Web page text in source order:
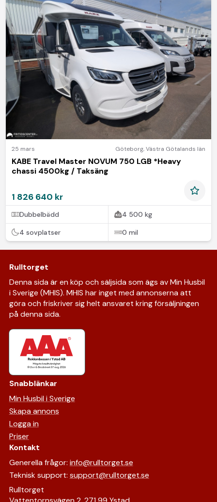
25 mars Göteborg,Västra Götalands län
KABE Travel Master NOVUM 750 LGB *Heavy
chassi 4500kg / Taksäng
1 826 640 kr
Dubbelbädd 4 500 kg
4 sovplatser 0 mil
Rulltorget
Denna sida är en köp och säljsida som ägs av Min Husbil
i Sverige (MHIS). MHIS har inget med annonserna att
göra och friskriver sig helt ansvaret kring försäljningen
på denna sida.
Snabblänkar
Min Husbil i Sverige
Skapa annons
Logga in
Priser
Kontakt
Generella frågor: info@rulltorget.se
Teknisk support: support@rulltorget.se
Rulltorget